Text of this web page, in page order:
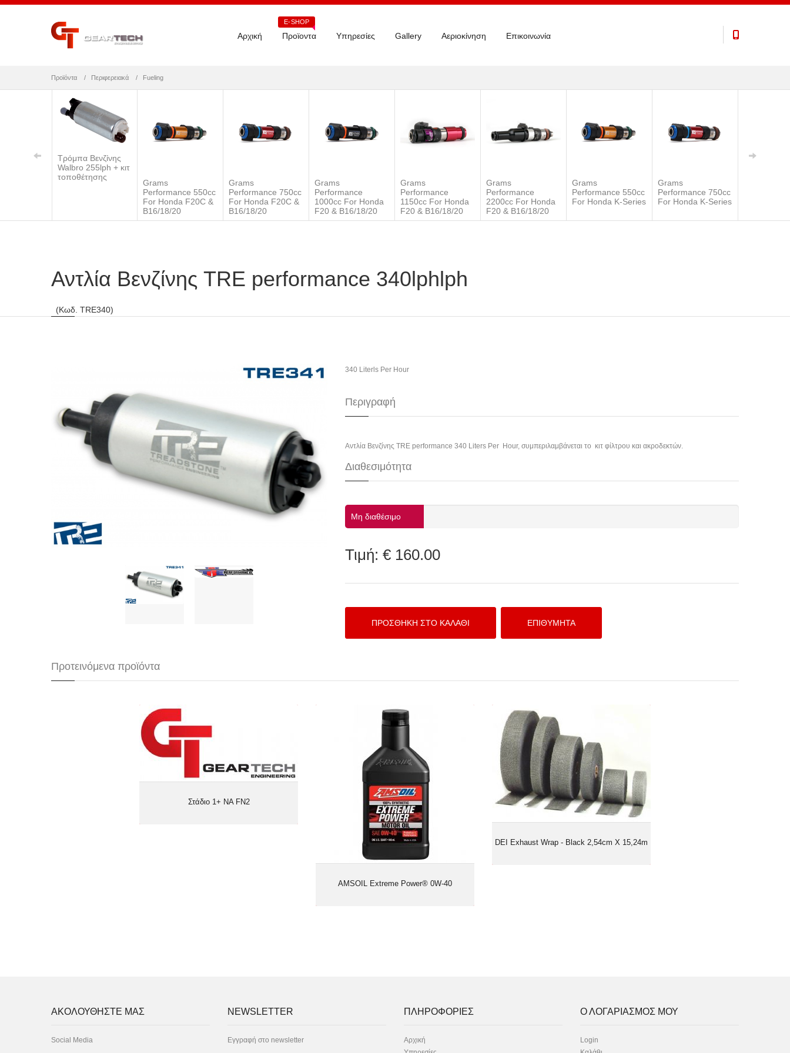
Αρχική Προϊοντα
E-SHOP
Υπηρεσίες Gallery Αεριοκίνηση Επικοινωνία
Προϊόντα Περιφερειακά Fueling
Τρόμπα Βενζίνης
Walbro 255lph + κιτ
τοποθέτησης
Grams
Performance 550cc
For Honda F20C &
B16/18/20
Grams
Performance 750cc
For Honda F20C &
B16/18/20
Grams
Performance
1000cc For Honda
F20 & B16/18/20
Grams
Performance
1150cc For Honda
F20 & B16/18/20
Grams
Performance
2200cc For Honda
F20 & B16/18/20
Grams
Performance 550cc
For Honda K-Series
Grams
Performance 750cc
For Honda K-Series
Αντλία Βενζίνης TRE performance 340lphlph
(Κωδ. TRE340)
340 Literls Per Hour
Περιγραφή
Αντλία Βενζίνης TRE performance 340 Liters Per Hour, συμπεριλαμβάνεται το κιτ φίλτρου και ακροδεκτών.
Διαθεσιμότητα
Μη διαθέσιμο
Τιμή: € 160.00
Προτεινόμενα προϊόντα
Στάδιο 1+ NA FN2
AMSOIL Extreme Power® 0W-40
AMSOIL Extreme Power® 0W-40
DEI Exhaust Wrap - Black 2,54cm X 15,24m
DEI Exhaust Wrap - Black 2,54cm X
ΑΚΟΛΟΥΘΗΣΤΕ ΜΑΣ
Social Media
NEWSLETTER
Εγγραφή στο newsletter
ΠΛΗΡΟΦΟΡΙΕΣ
Αρχική
Ο ΛΟΓΑΡΙΑΣΜΟΣ ΜΟΥ
Login